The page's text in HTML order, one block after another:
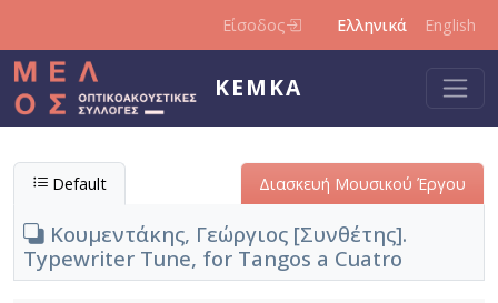
Είσοδος Ελληνικά English
ΚΕΜΚΑ
Default Διασκευή Μουσικού Έργου
Κουμεντάκης, Γεώργιος [Συνθέτης].
Typewriter Tune, for Tangos a Cuatro